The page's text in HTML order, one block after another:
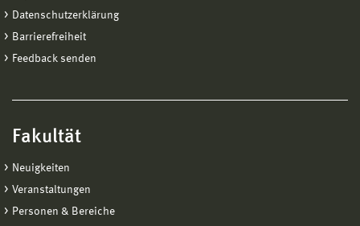
Datenschutzerklärung
Barrierefreiheit
Feedback senden
Fakultät
Neuigkeiten
Veranstaltungen
Personen & Bereiche